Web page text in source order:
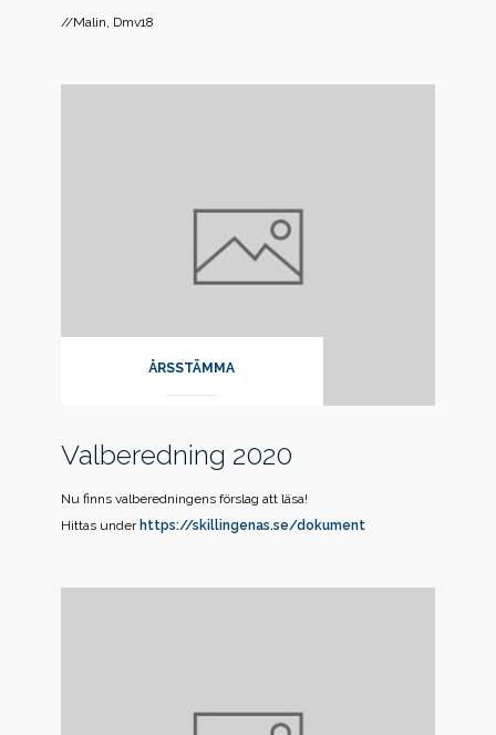
//Malin, Dmv18
ÅRSSTÄMMA
Valberedning 2020
Nu finns valberedningens förslag att läsa!
Hittas under https://skillingenas.se/dokument